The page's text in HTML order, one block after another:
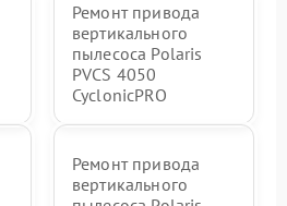
Ремонт привода
вертикального
пылесоса Polaris
PVCS 4050
CyclonicPRO
Ремонт привода
вертикального